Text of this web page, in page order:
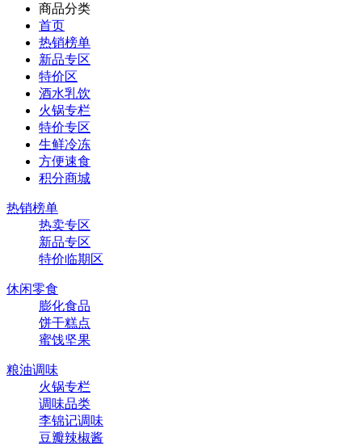
商品分类
首页
热销榜单
新品专区
特价区
酒水乳饮
火锅专栏
特价专区
生鲜冷冻
方便速食
积分商城
热销榜单
热卖专区
新品专区
特价临期区
休闲零食
膨化食品
饼干糕点
蜜饯坚果
粮油调味
火锅专栏
调味品类
李锦记调味
豆瓣辣椒酱